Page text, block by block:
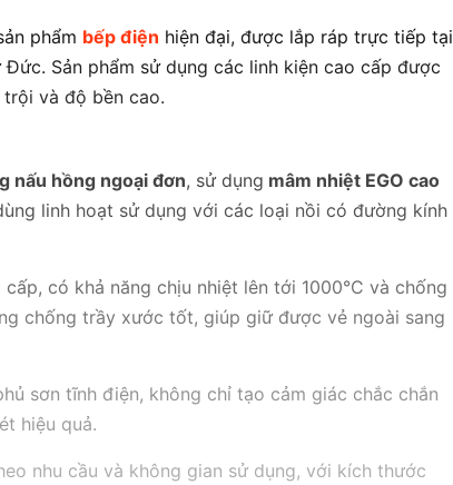
phẩm bếp điện hiện đại, được lắp ráp trực tiếp tại
Sản phẩm sử dụng các linh kiện cao cấp được
và độ bền cao.
nấu hồng ngoại đơn, sử dụng mâm nhiệt EGO cao
linh hoạt sử dụng với các loại nồi có đường kính
có khả năng chịu nhiệt lên tới 1000°C và chống
chống trầy xước tốt, giúp giữ được vẻ ngoài sang
sơn tĩnh điện, không chỉ tạo cảm giác chắc chắn
hiệu quả.
nhu cầu và không gian sử dụng, với kích thước